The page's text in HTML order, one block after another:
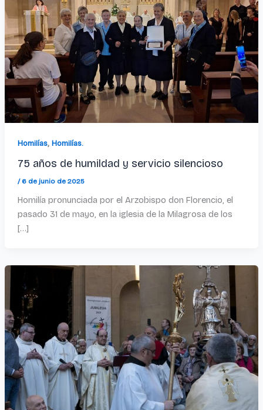
Homilías, Homilías.
75 años de humildad y servicio silencioso
/ 6 de junio de 2025
Homilía pronunciada por el Arzobispo don Florencio, el
pasado 31 de mayo, en la iglesia de la Milagrosa de los
[…]